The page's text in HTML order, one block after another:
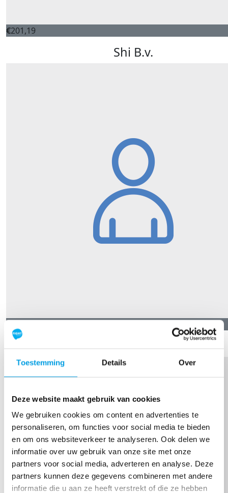
Toestemming Details Over
Deze website maakt gebruik van cookies
We gebruiken cookies om content en advertenties te
personaliseren, om functies voor social media te bieden
en om ons websiteverkeer te analyseren. Ook delen we
informatie over uw gebruik van onze site met onze
partners voor social media, adverteren en analyse. Deze
partners kunnen deze gegevens combineren met andere
informatie die u aan ze heeft verstrekt of die ze hebben
€201,19
Shi B.v.
€